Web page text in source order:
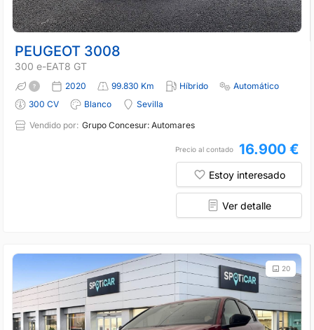
PEUGEOT 3008
300 e-EAT8 GT
2020 99.830 Km Híbrido
Automático
300 CV
Blanco
Sevilla
Vendido por: Grupo Concesur: Automares
Precio al contado 16.900 €
Estoy interesado
Ver detalle
20